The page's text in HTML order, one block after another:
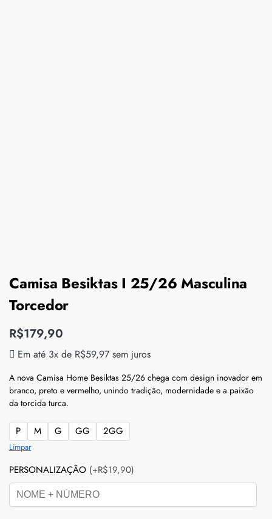
Camisa Besiktas I 25/26 Masculina
Torcedor
R$179,90
Em até 3x de R$59,97 sem juros
A nova Camisa Home Besiktas 25/26 chega com design inovador em
branco, preto e vermelho, unindo tradição, modernidade e a paixão
da torcida turca.
P M G GG 2GG
Limpar
PERSONALIZAÇÃO (+R$19,90)